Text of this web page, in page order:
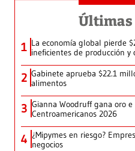
1 La economía global pierde
ineficientes de producción y
2 Gabinete aprueba $22.1
alimentos
3 Gianna Woodruff gana oro
Centroamericanos 2026
4 ¿Mipymes en riesgo?
negocios